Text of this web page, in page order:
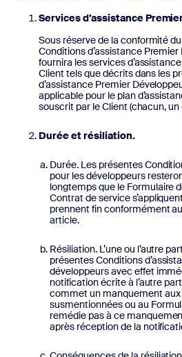
Services d’assistance
Sous réserve de la conformité
Conditions d’assistance
fournira les services
Client tels que décrits dans les
d’assistance Premier
applicable pour le plan
souscrit par le Client (chacun,
Durée et résiliation.
Durée. Les présentes
pour les développeurs
longtemps que le Formulaire
Contrat de service
prennent fin conformément
article.
Résiliation. L’une ou l’autre
présentes Conditions
développeurs avec effet
notification écrite à l’autre
commet un manquement
susmentionnées ou au
remédie pas à ce
après réception de la